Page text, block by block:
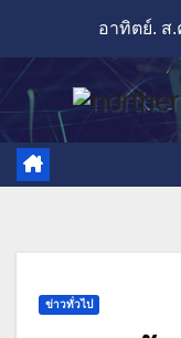
content
อาทิตย์. ส.
ข่าวทั่วไป